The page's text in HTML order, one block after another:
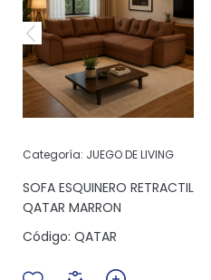
Categoría: JUEGO DE LIVING
SOFA ESQUINERO RETRACTIL
QATAR MARRON
Código: QATAR